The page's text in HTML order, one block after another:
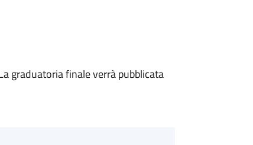
graduatoria finale verrà pubblicata